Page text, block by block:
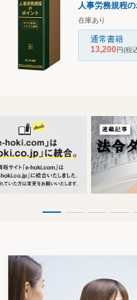
人事労務規程
在庫あり
通常書籍
13,200円(税